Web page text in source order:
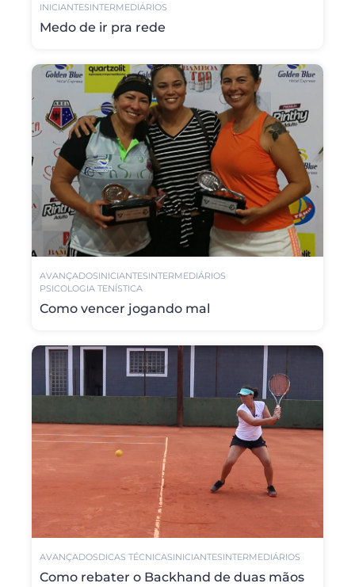
INICIANTESINTERMEDIÁRIOS
Medo de ir pra rede
AVANÇADOSINICIANTESINTERMEDIÁRIOS
PSICOLOGIA TENÍSTICA
Como vencer jogando mal
AVANÇADOSDICAS TÉCNICASINICIANTESINTERMEDIÁRIOS
Como rebater o Backhand de duas mãos